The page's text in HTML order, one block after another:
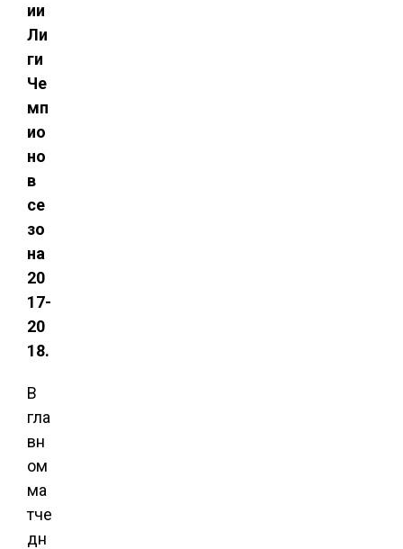
ии
Ли
ги
Че
мп
ио
но
в
се
зо
на
20
17-
20
18.
В
гла
вн
ом
ма
тче
дн